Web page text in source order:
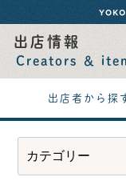
出店情報
Creators ＆
出店者から探